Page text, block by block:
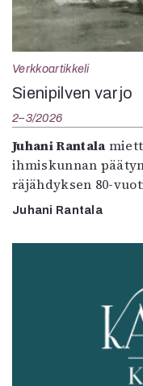
Verkkoartikkeli
Sienipilven varjo
2–3/2026
Juhani Rantala
ihmiskunnan
räjähdyksen 80-
Juhani Rantala